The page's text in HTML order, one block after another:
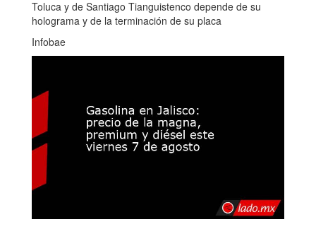
Toluca y de Santiago Tianguistenco depende de su
holograma y de la terminación de su placa
Infobae